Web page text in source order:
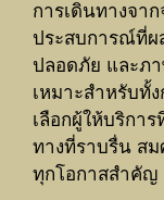
การเดินทางจา
ประสบการณ์ที่ผ
ปลอดภัย และภ
เหมาะสำหรับทั้
เลือกผู้ให้บริกา
ทางที่ราบรื่น ส
ทุกโอกาสสำคัญ